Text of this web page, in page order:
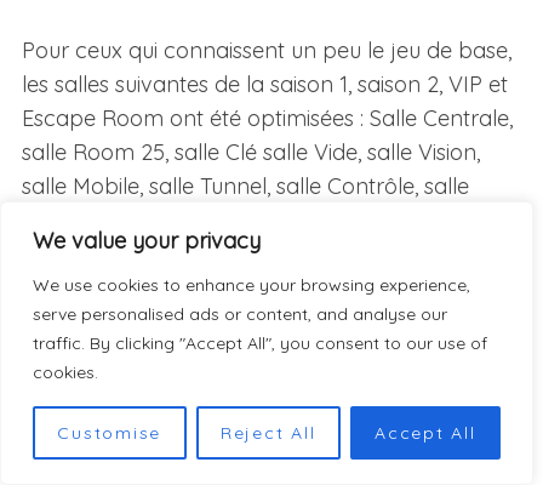
We value your privacy
We use cookies to enhance your browsing experience,
serve personalised ads or content, and analyse our
traffic. By clicking "Accept All", you consent to our use of
cookies.
Customise Reject All Accept All
Pour ceux qui connaissent un peu le jeu de base,
les salles suivantes de la saison 1, saison 2, VIP et
Escape Room ont été optimisées : Salle Centrale,
salle Room 25, salle Clé salle Vide, salle Vision,
salle Mobile, salle Tunnel, salle Contrôle, salle
Chambre froide, salle Bain d’acide, salle Mortelle,
salle Piégée, salle Broyeur, salle Inondable.
Les Salles qui ont été ajoutées à la version
Ultimate de Room 25 sont la salle Régénération,
salle Robots, salle MAC, salle Miroir, salle Fausse
sortie, salle Paranoïa, salle Illusion, salle Chrono.